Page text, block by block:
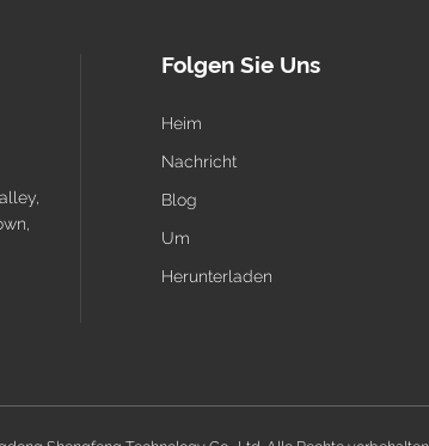
Folgen Sie Uns
Heim
Nachricht
Blog
Um
Herunterladen